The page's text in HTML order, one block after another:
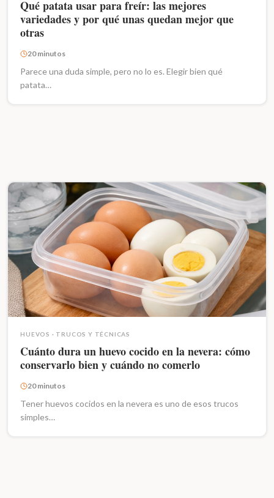
Qué patata usar para freír: las mejores
variedades y por qué unas quedan mejor que
otras
20 minutos
Parece una duda simple, pero no lo es. Elegir bien qué
patata…
HUEVOS · TRUCOS Y TÉCNICAS
Cuánto dura un huevo cocido en la nevera: cómo
conservarlo bien y cuándo no comerlo
20 minutos
Tener huevos cocidos en la nevera es uno de esos trucos
simples…